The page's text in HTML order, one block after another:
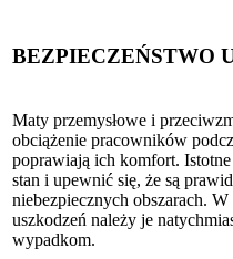
BEZPIECZEŃSTWO
Maty przemysłowe i
obciążenie pracowników
poprawiają ich komfort.
stan i upewnić się, że są
niebezpiecznych obszarach.
uszkodzeń należy je
wypadkom.